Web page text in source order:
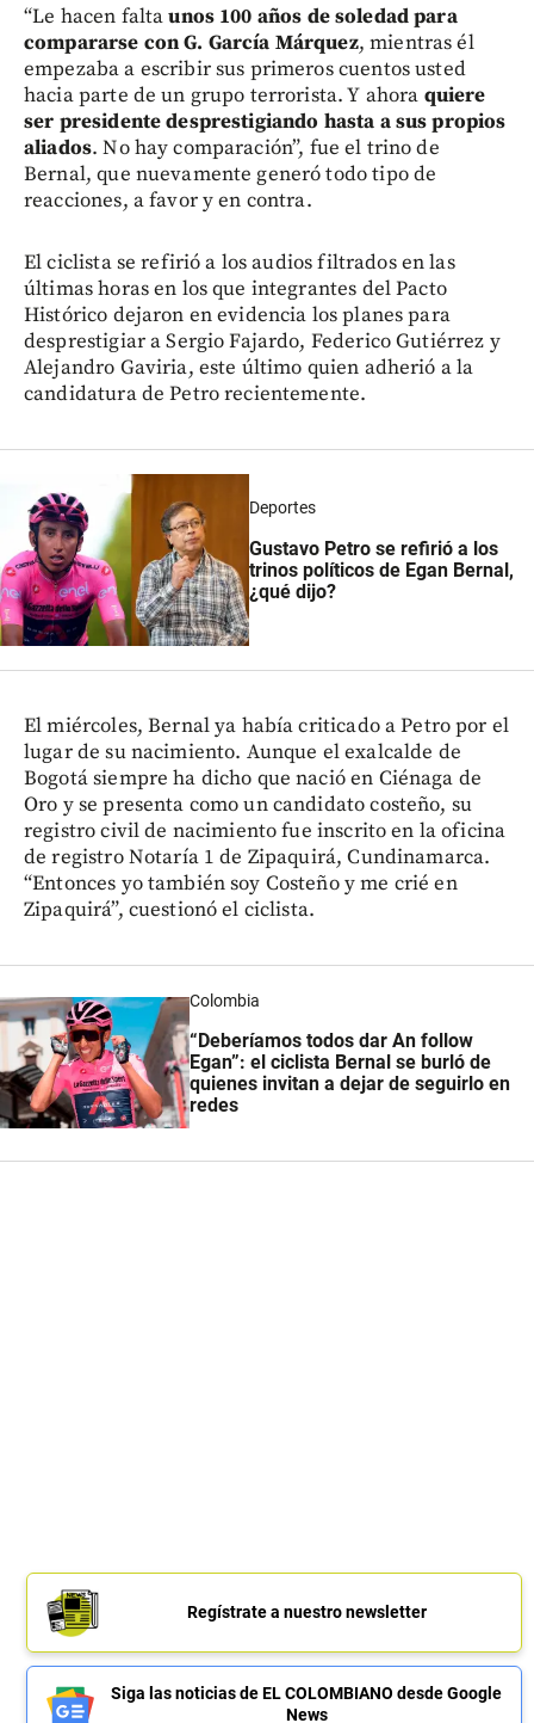
“Le hacen faltaunos 100 años de soledad para
compararse con G. García Márquez, mientras él
empezaba a escribir sus primeros cuentos usted
hacia parte de un grupo terrorista. Y ahora quiere
ser presidente desprestigiando hasta a sus propios
aliados. No hay comparación”, fue el trino de
Bernal, que nuevamente generó todo tipo de
reacciones, a favor y en contra.
El ciclista se refirió a los audios filtrados en las
últimas horas en los que integrantes del Pacto
Histórico dejaron en evidencia los planes para
desprestigiar a Sergio Fajardo, Federico Gutiérrez y
Alejandro Gaviria, este último quien adherió a la
candidatura de Petro recientemente.
Deportes
Gustavo Petro se refirió a los
trinos políticos de Egan Bernal,
¿qué dijo?
El miércoles, Bernal ya había criticado a Petro por el
lugar de su nacimiento. Aunque el exalcalde de
Bogotá siempre ha dicho que nació en Ciénaga de
Oro y se presenta como un candidato costeño, su
registro civil de nacimiento fue inscrito en la oficina
de registro Notaría 1 de Zipaquirá, Cundinamarca.
“Entonces yo también soy Costeño y me crié en
Zipaquirá”, cuestionó el ciclista.
Colombia
“Deberíamos todos dar An follow
Egan”: el ciclista Bernal se burló de
quienes invitan a dejar de seguirlo en
redes
Regístrate a nuestro newsletter
Siga las noticias de EL COLOMBIANO desde Google
News